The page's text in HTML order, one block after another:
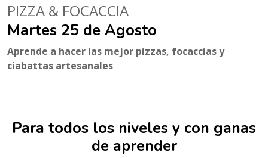
PIZZA & FOCACCIA
Martes 25 de Agosto
Aprende a hacer las mejor pizzas, focaccias y
ciabattas artesanales
Para todos los niveles y con ganas
de aprender